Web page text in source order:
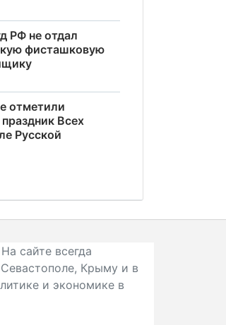
РФ не отдал
фисташковую
отметили
Всех
Русской
сайте всегда
Крыму и в
и экономике в